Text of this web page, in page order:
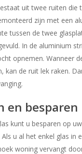
uit twee ruiten die
zijn met een
tussen de twee
In de aluminium
opnemen. Wanneer
kan de ruit lek raken.
en besparen
kunt u besparen op uw
u al het enkel glas in
woning vervangt